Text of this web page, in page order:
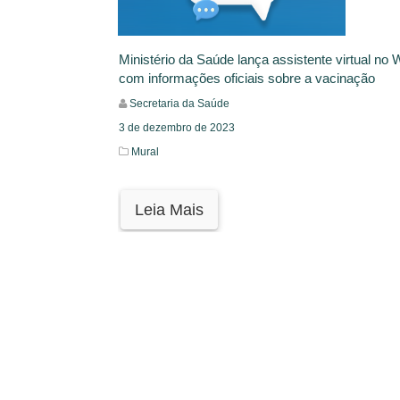
Ministério da Saúde lança assistente virtual no
com informações oficiais sobre a vacinação
Secretaria da Saúde
3 de dezembro de 2023
Mural
Leia Mais